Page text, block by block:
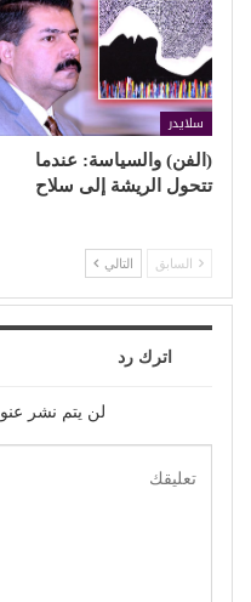
سلايدر
(الفن) والسياسة: عندما
تتحول الريشة إلى سلاح
السابق التالي
اترك رد
لن يتم نشر